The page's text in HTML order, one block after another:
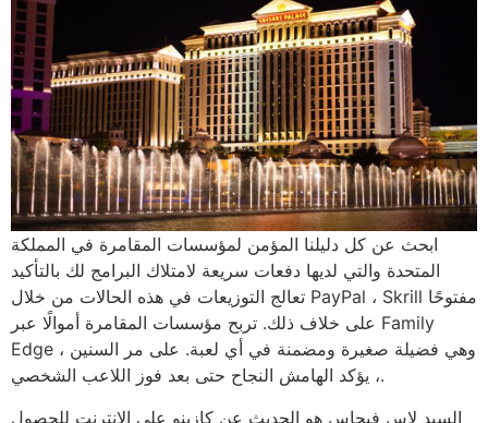
ابحث عن كل دليلنا المؤمن لمؤسسات المقامرة في المملكة
المتحدة والتي لديها دفعات سريعة لامتلاك البرامج لك بالتأكيد
تعالج التوزيعات في هذه الحالات من خلال PayPal ، Skrill مفتوحًا
على خلاف ذلك. تربح مؤسسات المقامرة أموالًا عبر Family
Edge ، وهي فضيلة صغيرة ومضمنة في أي لعبة. على مر السنين
، يؤكد الهامش النجاح حتى بعد فوز اللاعب الشخصي.
السيد لاس فيجاس هو الحديث عن كازينو على الإنترنت للحصول